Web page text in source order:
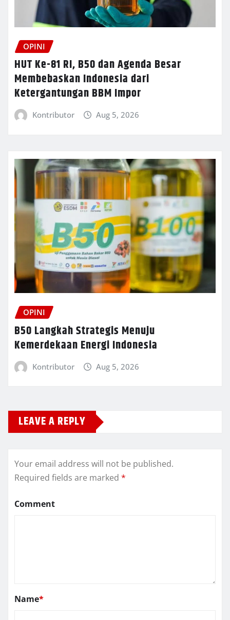
OPINI
HUT Ke-81 RI, B50 dan Agenda Besar
Membebaskan Indonesia dari
Ketergantungan BBM Impor
Kontributor Aug 5, 2026
OPINI
B50 Langkah Strategis Menuju
Kemerdekaan Energi Indonesia
Kontributor Aug 5, 2026
LEAVE A REPLY
Your email address will not be published.
Required fields are marked *
Comment
Name*